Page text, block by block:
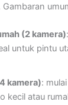
(2 kamera)
untuk pintu
kamera):
kecil atau